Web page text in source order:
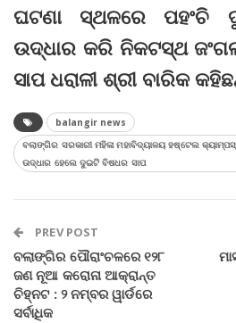
ଘଟଣା ସ୍ଥଳରେ ପହଂଚି
ଉଦ୍ଧାର କରି ନିକଟସ୍ଥ
ସାପ ଧରାଳୀ ଶ୍ରୀ ବାରିକ
balangir news
ବଲାଙ୍ଗିର ସରକାରୀ ମହିଳା ମହାବିଦ୍ୟାଳୟ ହଷ୍ଟେଲ
ଉଦ୍ଧାର ହେଲେ ଦୁଇଟି ବିଷଧର ସାପ
PREV POST
ବଲାଙ୍ଗିର ପୌରାଂଚଳରେ ୧୨୮
ଜଣ ନୂଆ କରୋନା ଆକ୍ରାନ୍ତ
ଚିହ୍ନଟ : ୨ ନମ୍ବର ୱାର୍ଡରେ
ସର୍ବାଧିକ